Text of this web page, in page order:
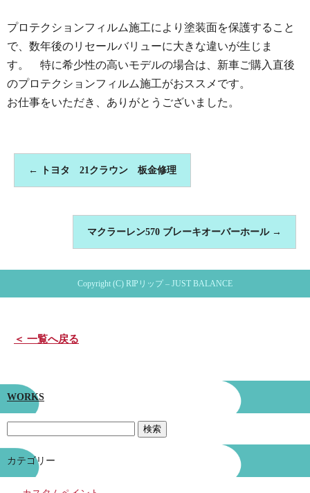
プロテクションフィルム施工により塗装面を保護すること
で、数年後のリセールバリューに大きな違いが生じま
す。 特に希少性の高いモデルの場合は、新車ご購入直後
のプロテクションフィルム施工がおススメです。
お仕事をいただき、ありがとうございました。
← トヨタ 21クラウン 板金修理
マクラーレン570 ブレーキオーバーホール →
Copyright (C) RIPリップ – JUST BALANCE
＜ 一覧へ戻る
WORKS
カテゴリー